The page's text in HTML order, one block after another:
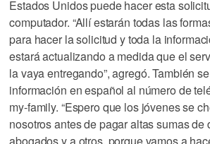
Estados Unidos puede hacer esta
computador. “Allí estarán todas las
para hacer la solicitud y toda la
estará actualizando a medida que el
la vaya entregando”, agregó. También
información en español al número de
my-family. “Espero que los jóvenes se
nosotros antes de pagar altas sumas de
abogados y a otros, porque vamos a